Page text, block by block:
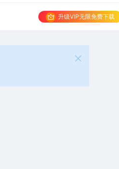
升级VIP无限免费下载